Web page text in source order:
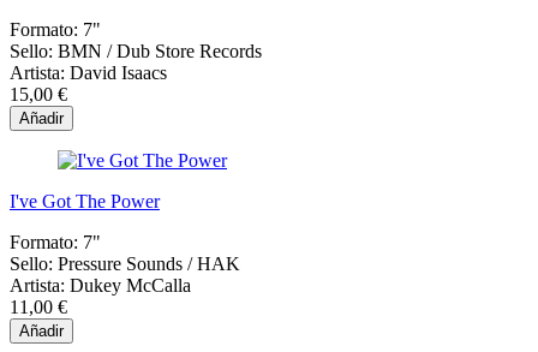
Formato: 7"
Sello: BMN / Dub Store Records
Artista: David Isaacs
15,00 €
Añadir
I've Got The Power
Formato: 7"
Sello: Pressure Sounds ‎/ HAK
Artista: Dukey McCalla
11,00 €
Añadir